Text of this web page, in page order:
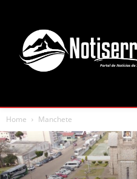
Home Manchete